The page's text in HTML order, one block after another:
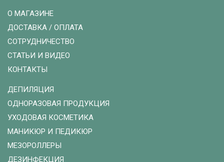
О МАГАЗИНЕ
ДОСТАВКА / ОПЛАТА
СОТРУДНИЧЕСТВО
СТАТЬИ И ВИДЕО
КОНТАКТЫ
ДЕПИЛЯЦИЯ
ОДНОРАЗОВАЯ ПРОДУКЦИЯ
УХОДОВАЯ КОСМЕТИКА
МАНИКЮР И ПЕДИКЮР
МЕЗОРОЛЛЕРЫ
ДЕЗИНФЕКЦИЯ